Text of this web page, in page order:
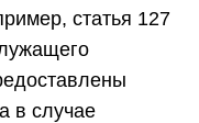
статья 127
в случае